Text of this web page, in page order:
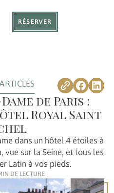
RÉSERVER
de Paris :
Royal Saint
dans un hôtel 4 étoiles à
vue sur la Seine, et tous les
Latin à vos pieds.
DE LECTURE